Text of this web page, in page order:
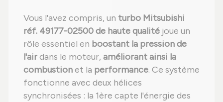
Vous l'avez compris, un turbo Mitsubishi
réf. 49177-02500 de haute qualité joue un
rôle essentiel en boostant la pression de
l'airdans le moteur, améliorant ainsi la
combustionet la performance. Ce système
fonctionne avec deux hélices
synchronisées : la 1ère capte l'énergie des